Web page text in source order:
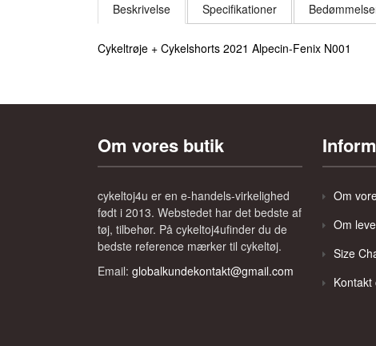
Beskrivelse Specifikationer
Cykeltrøje + Cykelshorts 2021 Alpecin-Fenix N001
Om vores butik
cykeltoj4u er en e-handels-virkelighed
født i 2013. Webstedet har det bedste af
tøj, tilbehør. På cykeltoj4ufinder du de
bedste reference mærker til cykeltøj.
Email: globalkundekontakt@gmail.com
Om
Om
Size
Kontakt